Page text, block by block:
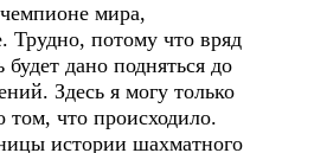
мира,
Трудно, потому что вряд
дано подняться до
Здесь я могу только
том, что происходило.
истории шахматного